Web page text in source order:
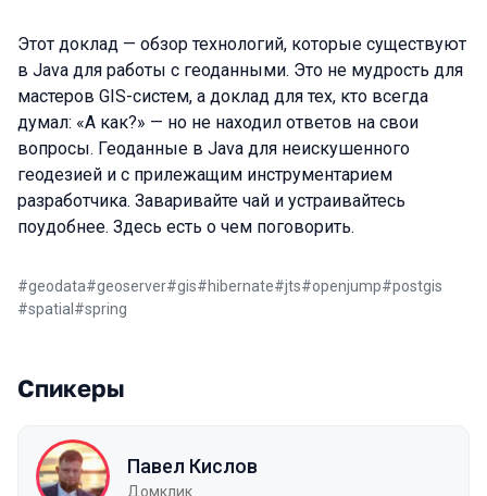
Этот доклад — обзор технологий, которые существуют
в Java для работы с геоданными. Это не мудрость для
мастеров GIS-систем, а доклад для тех, кто всегда
думал: «А как?» — но не находил ответов на свои
вопросы. Геоданные в Java для неискушенного
геодезией и с прилежащим инструментарием
разработчика. Заваривайте чай и устраивайтесь
поудобнее. Здесь есть о чем поговорить.
#geodata#geoserver#gis#hibernate#jts#openjump#postgis
#spatial #spring
Спикеры
Павел Кислов
Домклик